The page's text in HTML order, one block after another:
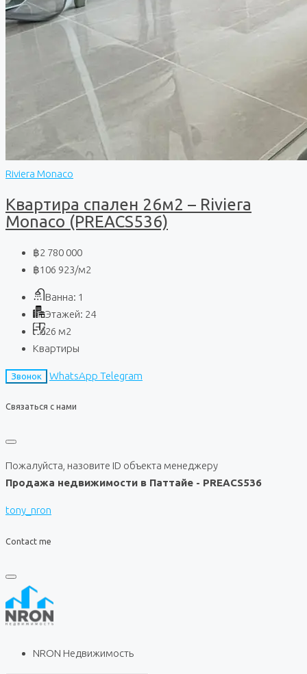
Riviera Monaco
Квартира спален 26м2 – Riviera
Monaco (PREACS536)
฿2 780 000
฿106 923/м2
Ванна: 1
Этажей: 24
26 м2
Квартиры
Звонок WhatsApp Telegram
Связаться с нами
Пожалуйста, назовите ID объекта менеджеру
Продажа недвижимости в Паттайе - PREACS536
tony_nron
Contact me
NRON Недвижимость